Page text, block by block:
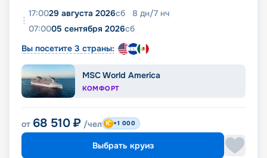
17:0029 августа 2026сб 8 дн/7 нч
07:0005 сентября 2026сб
Вы посетите 3 страны:
MSC World America
КОМФОРТ
от 68 510 ₽ /чел +1 000
Выбрать круиз